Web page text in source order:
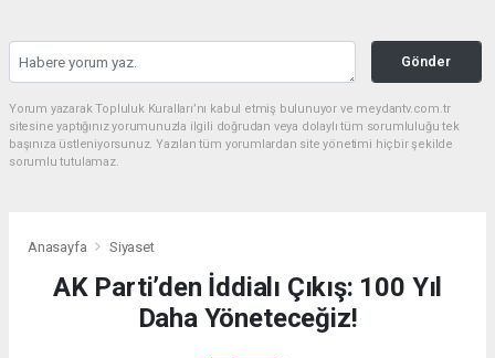
Gönder
Yorum yazarak Topluluk Kuralları’nı kabul etmiş bulunuyor ve meydantv.com.tr
sitesine yaptığınız yorumunuzla ilgili doğrudan veya dolaylı tüm sorumluluğu tek
başınıza üstleniyorsunuz. Yazılan tüm yorumlardan site yönetimi hiçbir şekilde
sorumlu tutulamaz.
Anasayfa Siyaset
AK Parti’den İddialı Çıkış: 100 Yıl
Daha Yöneteceğiz!